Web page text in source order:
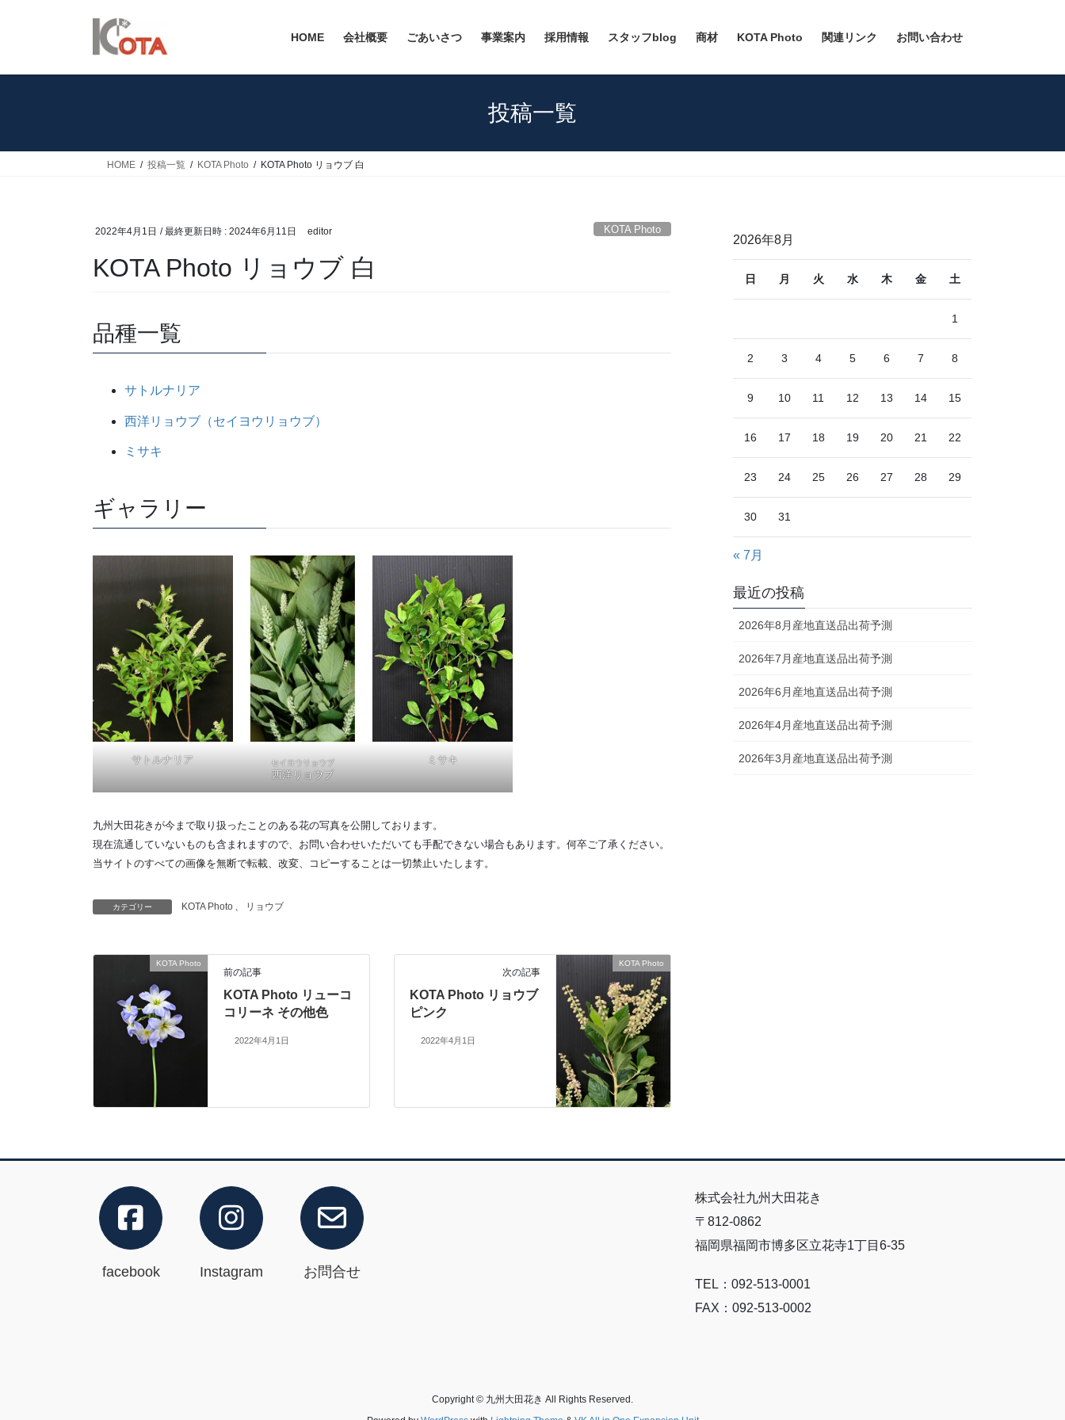
HOME 会社概要 ごあいさつ 事業案内 採用情報 スタッフblog 商材 KOTA Photo 関連リンク お問い合わせ
投稿一覧
HOME 投稿一覧 KOTA Photo KOTA Photo リョウブ 白
2022年4月1日 / 最終更新日時 : 2024年6月11日 editor KOTA Photo
KOTA Photo リョウブ 白
品種一覧
サトルナリア
西洋リョウブ（セイヨウリョウブ）
ミサキ
ギャラリー
サトルナリア セイヨウリョウブ
西洋リョウブ
ミサキ
九州大田花きが今まで取り扱ったことのある花の写真を公開しております。
現在流通していないものも含まれますので、お問い合わせいただいても手配できない場合もあります。何卒ご了承ください。
当サイトのすべての画像を無断で転載、改変、コピーすることは一切禁止いたします。
カテゴリー KOTA Photo 、 リョウブ
KOTA Photo
前の記事
KOTA Photo リューコ
コリーネ その他色
2022年4月1日
KOTA Photo
次の記事
KOTA Photo リョウブ
ピンク
2022年4月1日
2026年8月
日 月 火 水 木 金 土
1
2 3 4 5 6 7 8
9 10 11 12 13 14 15
16 17 18 19 20 21 22
23 24 25 26 27 28 29
30 31
« 7月
最近の投稿
2026年8月産地直送品出荷予測
2026年7月産地直送品出荷予測
2026年6月産地直送品出荷予測
2026年4月産地直送品出荷予測
2026年3月産地直送品出荷予測
facebook Instagram お問合せ
株式会社九州大田花き
〒812-0862
福岡県福岡市博多区立花寺1丁目6-35
TEL：092-513-0001
FAX：092-513-0002
Copyright © 九州大田花き All Rights Reserved.